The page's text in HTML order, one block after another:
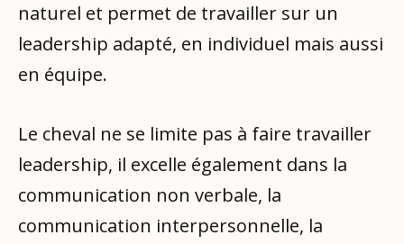
naturel et permet de travailler sur un
leadership adapté, en individuel mais aussi
en équipe.
Le cheval ne se limite pas à faire travailler
leadership, il excelle également dans la
communication non verbale, la
communication interpersonnelle, la